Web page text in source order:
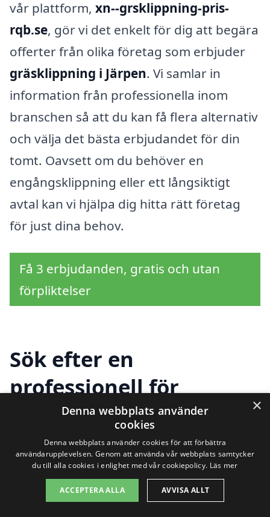
vår plattform, xn--grsklippning-pris-
rqb.se, gör vi det enkelt för dig att begära
offerter från olika företag som erbjuder
gräsklippning i Järpen. Vi samlar in
information från professionella inom
branschen så att du kan få flera alternativ
och välja det bästa erbjudandet för din
tomt. Oavsett om du behöver en
engångsklippning eller ett långsiktigt
avtal kan vi hjälpa dig hitta rätt företag
för just dina behov.
Få 3 erbjudanden, gratis och utan
förpliktelser
Sök efter en
professionell för
gräsklippning i andra
städer nära Järpen
Att hålla gräsmattan välskött är viktigt för
×
Denna webbplats använder
cookies
Denna webbplats använder cookies för att förbättra
användarupplevelsen. Genom att använda vår webbplats samtycker
du till alla cookies i enlighet med vår cookiepolicy. Läs mer
ACCEPTERA ALLA AVVISA ALLT